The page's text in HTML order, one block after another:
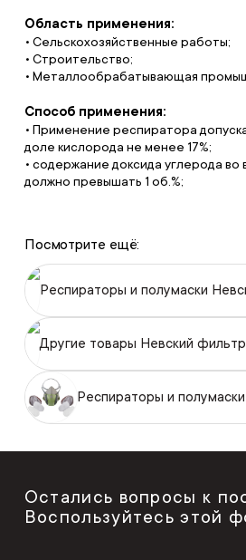
Область применения:
• Сельскохозяйственные работы;
• Строительство;
• Металлообрабатывающая
Способ применения:
• Применение респиратора
доле кислорода не менее 17%;
• содержание доксида углерода во
должно превышать 1 об.%;
Посмотрите ещё:
Респираторы и полумаски
Другие товары Невский фильтр
Респираторы и полумаски
Остались вопросы к
Воспользуйтесь этой